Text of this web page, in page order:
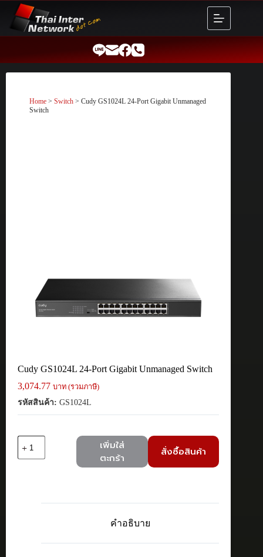
content
Home > Switch > Cudy GS1024L 24-Port Gigabit Unmanaged
Switch
Cudy GS1024L 24-Port Gigabit Unmanaged Switch
3,074.77 บาท (รวมภาษี)
รหัสสินค้า: GS1024L
Cudy
Unmanaged
เพิ่มใส่
ตะกร้า
สั่งซื้อสินค้า
คำอธิบาย